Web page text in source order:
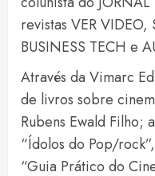
revistas VER VIDEO,
BUSINESS TECH e
Através da Vimarc
de livros sobre
Rubens Ewald Filho;
“Ídolos do Pop/
“Guia Prático do